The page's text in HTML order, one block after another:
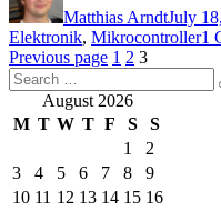
Matthias ArndtJuly
Elektronik, Mikrocontroller1
Posts
pagination
Previous page Page
1 Page
2 Page
3
Search
for: August 2026
M T W T F S
S
1
2
3
4 5 6 7 8
9
10 11 12 13 14 15 16